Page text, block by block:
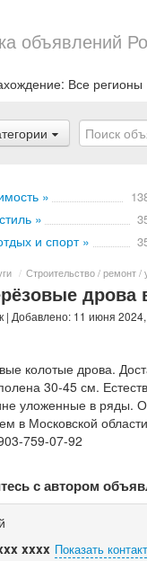
Все регионы
»
»
и спорт »
/ Строительство / ремонт /
дрова
| Добавлено: 11 июня
колотые дрова.
30-45 см.
уложенные в ряды.
в Московской
759-07-92
с автором
xxxx Показать